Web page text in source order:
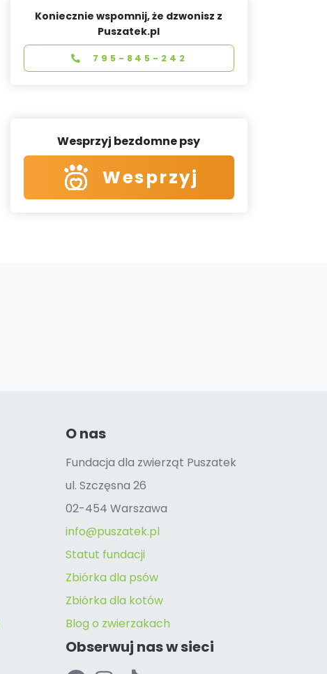
Koniecznie wspomnij, że dzwonisz z
Puszatek.pl
795-845-242
Wesprzyj bezdomne psy
Wesprzyj
O nas
Fundacja dla zwierząt Puszatek
ul. Szczęsna 26
02-454 Warszawa
info@puszatek.pl
Statut fundacji
Zbiórka dla psów
Zbiórka dla kotów
Blog o zwierzakach
Obserwuj nas w sieci